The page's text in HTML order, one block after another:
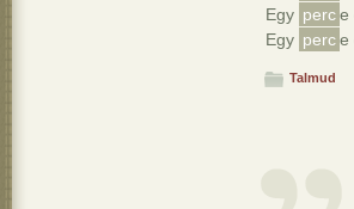
Egy perce
Egy perce
Talmud